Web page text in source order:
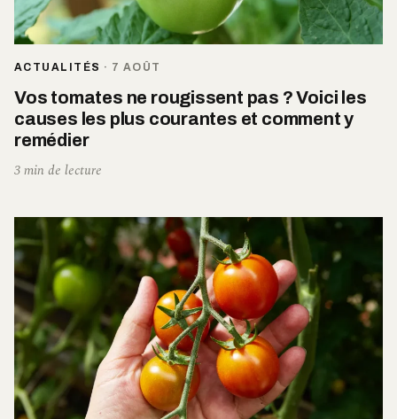
ACTUALITÉS · 7 AOÛT
Vos tomates ne rougissent pas ? Voici les
causes les plus courantes et comment y
remédier
3 min de lecture